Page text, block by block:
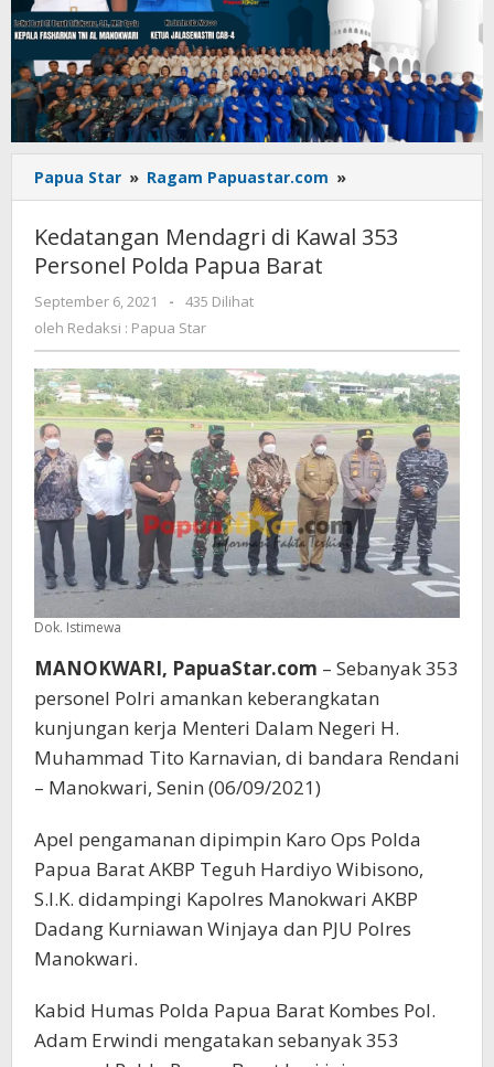
Papua Star » Ragam Papuastar.com »
Mendagri
Kawal
Kedatangan Mendagri di Kawal 353
Personel Polda Papua Barat
September 6, 2021
oleh
Redaksi
Star
-
435 Dilihat
oleh Redaksi : Papua Star
Dok. Istimewa
MANOKWARI, PapuaStar.com – Sebanyak 353
personel Polri amankan keberangkatan
kunjungan kerja Menteri Dalam Negeri H.
Muhammad Tito Karnavian, di bandara Rendani
– Manokwari, Senin (06/09/2021)
Apel pengamanan dipimpin Karo Ops Polda
Papua Barat AKBP Teguh Hardiyo Wibisono,
S.I.K. didampingi Kapolres Manokwari AKBP
Dadang Kurniawan Winjaya dan PJU Polres
Manokwari.
Kabid Humas Polda Papua Barat Kombes Pol.
Adam Erwindi mengatakan sebanyak 353